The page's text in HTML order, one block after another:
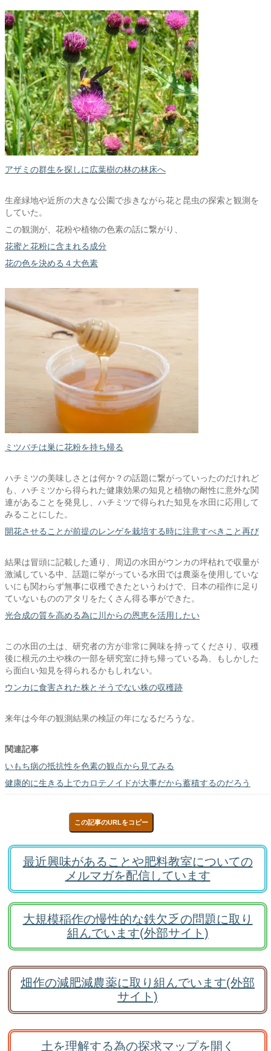
アザミの群生を探しに広葉樹の林の林床へ
生産緑地や近所の大きな公園で歩きながら花と昆虫の探索と観測を
していた。
この観測が、花粉や植物の色素の話に繋がり、
花蜜と花粉に含まれる成分
花の色を決める４大色素
ミツバチは巣に花粉を持ち帰る
ハチミツの美味しさとは何か？の話題に繋がっていったのだけれど
も、ハチミツから得られた健康効果の知見と植物の耐性に意外な関
連があることを発見し、ハチミツで得られた知見を水田に応用して
みることにした。
開花させることが前提のレンゲを栽培する時に注意すべきこと再び
結果は冒頭に記載した通り、周辺の水田がウンカの坪枯れで収量が
激減している中、話題に挙がっている水田では農薬を使用していな
いにも関わらず無事に収穫できたというわけで、日本の稲作に足り
ていないもののアタリをたくさん得る事ができた。
光合成の質を高める為に川からの恩恵を活用したい
この水田の土は、研究者の方が非常に興味を持ってくださり、収穫
後に根元の土や株の一部を研究室に持ち帰っている為、もしかした
ら面白い知見を得られるかもしれない。
ウンカに食害された株とそうでない株の収穫跡
来年は今年の観測結果の検証の年になるだろうな。
関連記事
いもち病の抵抗性を色素の観点から見てみる
健康的に生きる上でカロテノイドが大事だから蓄積するのだろう
この記事のURLをコピー
最近興味があることや肥料教室についての
メルマガを配信しています
大規模稲作の慢性的な鉄欠乏の問題に取り
組んでいます(外部サイト)
畑作の減肥減農薬に取り組んでいます(外部
サイト)
土を理解する為の探求マップを開く